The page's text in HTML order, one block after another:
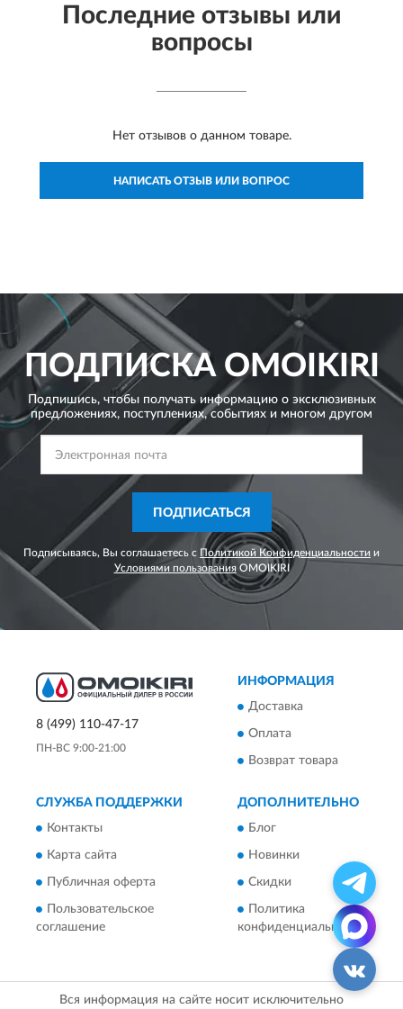
Последние отзывы или
вопросы
Нет отзывов о данном товаре.
НАПИСАТЬ ОТЗЫВ ИЛИ ВОПРОС
ПОДПИСКАOMOIKIRI
Подпишись, чтобы получать информацию о эксклюзивных
предложениях, поступлениях, событиях и многом другом
ПОДПИСАТЬСЯ
Подписываясь, Вы соглашаетесь с Политикой Конфиденциальности и
Условиями пользованияOMOIKIRI
8 (499) 110-47-17
ПН-ВС 9:00-21:00
ИНФОРМАЦИЯ
Доставка
Оплата
Возврат товара
СЛУЖБА ПОДДЕРЖКИ
Контакты
Карта сайта
Публичная оферта
Пользовательское
соглашение
ДОПОЛНИТЕЛЬНО
Блог
Новинки
Скидки
Политика
конфиденциальности
Вся информация на сайте носит исключительно